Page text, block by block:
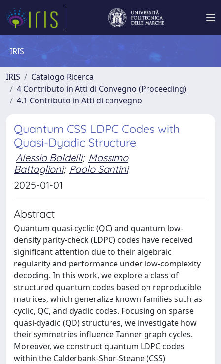
IRIS
IRIS
Catalogo Ricerca
4 Contributo in Atti di Convegno (Proceeding)
4.1 Contributo in Atti di convegno
Quantum CSS LDPC Codes with
Quasi-Dyadic Structure
Alessio Baldelli; Massimo
Battaglioni; Paolo Santini
2025-01-01
Abstract
Quantum quasi-cyclic (QC) and quantum low-
density parity-check (LDPC) codes have received
significant attention due to their algebraic
regularity and performance under low-complexity
decoding. In this work, we explore a class of
structured quantum codes based on reproducible
matrices, which generalize known families such as
cyclic, QC, and dyadic codes. Focusing on sparse
quasi-dyadic (QD) structures, we investigate how
their symmetries influence Tanner graph cycles.
Moreover, we construct quantum LDPC codes
within the Calderbank-Shor-Steane (CSS)